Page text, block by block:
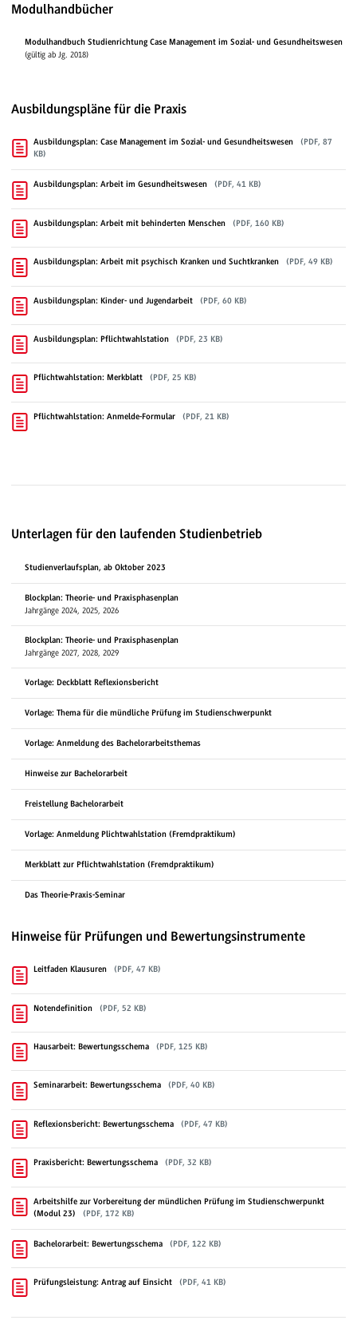
Modulhandbücher
Modulhandbuch Studienrichtung Case Management im Sozial- und Gesundheitswesen
(gültig ab Jg. 2018)
Ausbildungspläne für die Praxis
Ausbildungsplan: Case Management im Sozial- und Gesundheitswesen
(PDF, 87
KB)
Ausbildungsplan: Arbeit im Gesundheitswesen (PDF, 41 KB)
Ausbildungsplan: Arbeit mit behinderten Menschen (PDF, 160 KB)
Ausbildungsplan: Arbeit mit psychisch Kranken und Suchtkranken (PDF, 49 KB)
Ausbildungsplan: Kinder- und Jugendarbeit (PDF, 60 KB)
Ausbildungsplan: Pflichtwahlstation (PDF, 23 KB)
Pflichtwahlstation: Merkblatt (PDF, 25 KB)
Pflichtwahlstation: Anmelde-Formular (PDF, 21 KB)
Unterlagen für den laufenden Studienbetrieb
Studienverlaufsplan, ab Oktober 2023
Blockplan: Theorie- und Praxisphasenplan
Jahrgänge 2024, 2025, 2026
Blockplan: Theorie- und Praxisphasenplan
Jahrgänge 2027, 2028, 2029
Vorlage: Deckblatt Reflexionsbericht
Vorlage: Thema für die mündliche Prüfung im Studienschwerpunkt
Vorlage: Anmeldung des Bachelorarbeitsthemas
Hinweise zur Bachelorarbeit
Freistellung Bachelorarbeit
Vorlage: Anmeldung Plichtwahlstation (Fremdpraktikum)
Merkblatt zur Pflichtwahlstation (Fremdpraktikum)
Das Theorie-Praxis-Seminar
Hinweise für Prüfungen und Bewertungsinstrumente
Leitfaden Klausuren (PDF, 47 KB)
Notendefinition (PDF, 52 KB)
Hausarbeit: Bewertungsschema (PDF, 125 KB)
Seminararbeit: Bewertungsschema (PDF, 40 KB)
Reflexionsbericht: Bewertungsschema (PDF, 47 KB)
Praxisbericht: Bewertungsschema (PDF, 32 KB)
Arbeitshilfe zur Vorbereitung der mündlichen Prüfung im Studienschwerpunkt
(Modul 23)
(PDF, 172 KB)
Bachelorarbeit: Bewertungsschema (PDF, 122 KB)
Prüfungsleistung: Antrag auf Einsicht (PDF, 41 KB)